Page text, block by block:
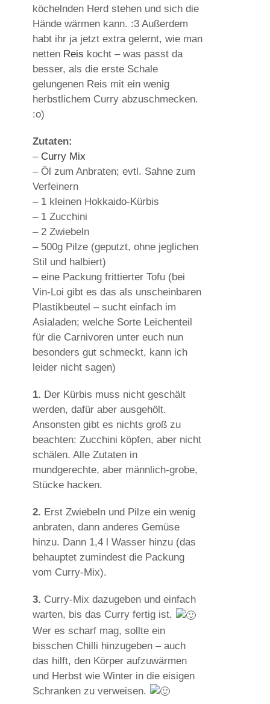
köchelnden Herd stehen und sich die
Hände wärmen kann. :3 Außerdem
habt ihr ja jetzt extra gelernt, wie man
netten Reis kocht – was passt da
besser, als die erste Schale
gelungenen Reis mit ein wenig
herbstlichem Curry abzuschmecken.
:o)
Zutaten:
– Curry Mix
– Öl zum Anbraten; evtl. Sahne zum
Verfeinern
– 1 kleinen Hokkaido-Kürbis
– 1 Zucchini
– 2 Zwiebeln
– 500g Pilze (geputzt, ohne jeglichen
Stil und halbiert)
– eine Packung frittierter Tofu (bei
Vin-Loi gibt es das als unscheinbaren
Plastikbeutel – sucht einfach im
Asialaden; welche Sorte Leichenteil
für die Carnivoren unter euch nun
besonders gut schmeckt, kann ich
leider nicht sagen)
1. Der Kürbis muss nicht geschält
werden, dafür aber ausgehölt.
Ansonsten gibt es nichts groß zu
beachten: Zucchini köpfen, aber nicht
schälen. Alle Zutaten in
mundgerechte, aber männlich-grobe,
Stücke hacken.
2. Erst Zwiebeln und Pilze ein wenig
anbraten, dann anderes Gemüse
hinzu. Dann 1,4 l Wasser hinzu (das
behauptet zumindest die Packung
vom Curry-Mix).
3. Curry-Mix dazugeben und einfach
warten, bis das Curry fertig ist.
Wer es scharf mag, sollte ein
bisschen Chilli hinzugeben – auch
das hilft, den Körper aufzuwärmen
und Herbst wie Winter in die eisigen
Schranken zu verweisen.